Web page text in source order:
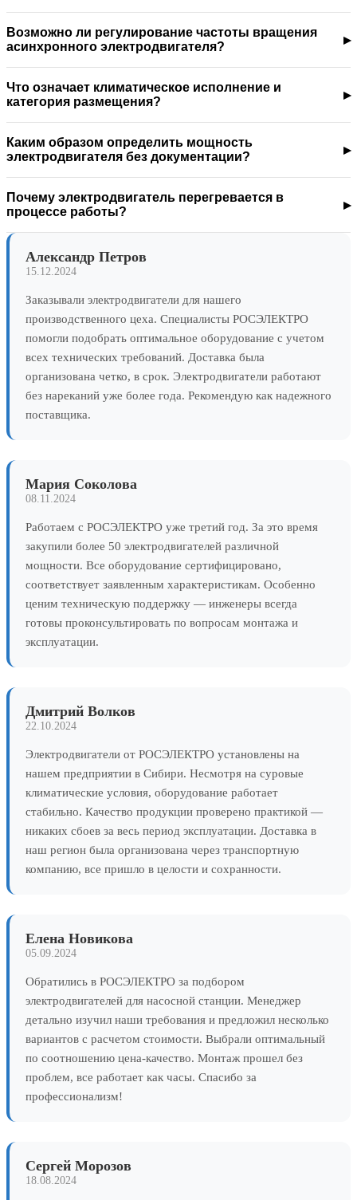
Возможно ли регулирование частоты вращения
асинхронного электродвигателя?
Что означает климатическое исполнение и
категория размещения?
Каким образом определить мощность
электродвигателя без документации?
Почему электродвигатель перегревается в
процессе работы?
Александр Петров
15.12.2024
Заказывали электродвигатели для нашего
производственного цеха. Специалисты РОСЭЛЕКТРО
помогли подобрать оптимальное оборудование с учетом
всех технических требований. Доставка была
организована четко, в срок. Электродвигатели работают
без нареканий уже более года. Рекомендую как надежного
поставщика.
Мария Соколова
08.11.2024
Работаем с РОСЭЛЕКТРО уже третий год. За это время
закупили более 50 электродвигателей различной
мощности. Все оборудование сертифицировано,
соответствует заявленным характеристикам. Особенно
ценим техническую поддержку — инженеры всегда
готовы проконсультировать по вопросам монтажа и
эксплуатации.
Дмитрий Волков
22.10.2024
Электродвигатели от РОСЭЛЕКТРО установлены на
нашем предприятии в Сибири. Несмотря на суровые
климатические условия, оборудование работает
стабильно. Качество продукции проверено практикой —
никаких сбоев за весь период эксплуатации. Доставка в
наш регион была организована через транспортную
компанию, все пришло в целости и сохранности.
Елена Новикова
05.09.2024
Обратились в РОСЭЛЕКТРО за подбором
электродвигателей для насосной станции. Менеджер
детально изучил наши требования и предложил несколько
вариантов с расчетом стоимости. Выбрали оптимальный
по соотношению цена-качество. Монтаж прошел без
проблем, все работает как часы. Спасибо за
профессионализм!
Сергей Морозов
18.08.2024